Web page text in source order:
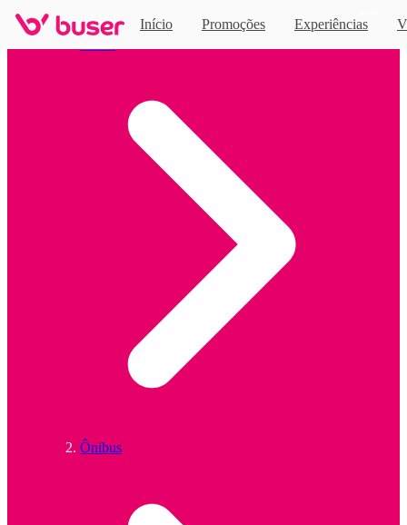
Início Promoções Experiências
Ônibus